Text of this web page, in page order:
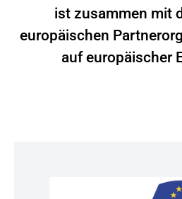
ist zusammen mit
europäischen
auf europäischer